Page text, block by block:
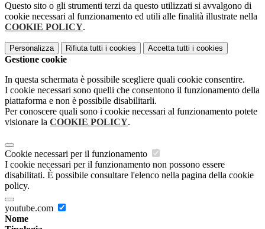
Questo sito o gli strumenti terzi da questo utilizzati si avvalgono di
cookie necessari al funzionamento ed utili alle finalità illustrate nella
COOKIE POLICY.
Personalizza Rifiuta tutti i cookies Accetta tutti i cookies
Gestione cookie
In questa schermata è possibile scegliere quali cookie consentire.
I cookie necessari sono quelli che consentono il funzionamento della
piattaforma e non è possibile disabilitarli.
Per conoscere quali sono i cookie necessari al funzionamento potete
visionare la COOKIE POLICY.
Cookie necessari per il funzionamento
I cookie necessari per il funzionamento non possono essere
disabilitati. È possibile consultare l'elenco nella pagina della cookie
policy.
youtube.com
Nome